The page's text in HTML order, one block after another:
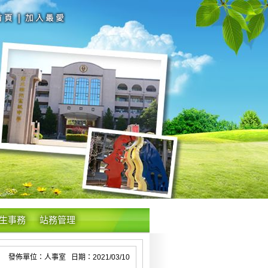
事務 站務管理
發佈單位：人事室 日期：2021/03/10